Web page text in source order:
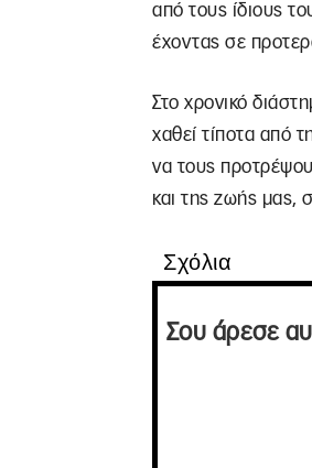
από τους ίδιους
έχοντας σε
Στο χρονικό
χαθεί τίποτα από
να τους
και της ζωής μας,
Σχόλια
Σου άρεσε